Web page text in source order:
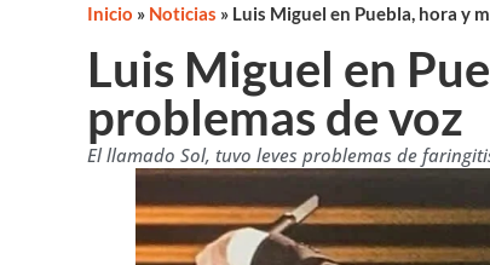
Inicio » Noticias » Luis Miguel en Puebla, hora y
Luis Miguel en
problemas de voz
El llamado Sol, tuvo leves problemas de